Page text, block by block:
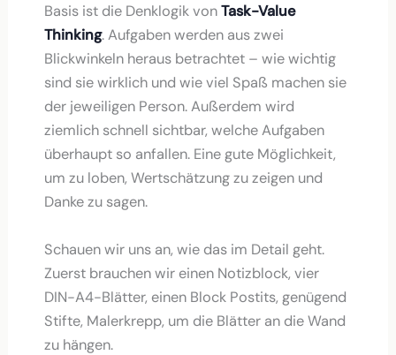
Basis ist die Denklogik vonTask-Value
Thinking. Aufgaben werden aus zwei
Blickwinkeln heraus betrachtet – wie wichtig
sind sie wirklich und wie viel Spaß machen sie
der jeweiligen Person. Außerdem wird
ziemlich schnell sichtbar, welche Aufgaben
überhaupt so anfallen. Eine gute Möglichkeit,
um zu loben, Wertschätzung zu zeigen und
Danke zu sagen.
Schauen wir uns an, wie das im Detail geht.
Zuerst brauchen wir einen Notizblock, vier
DIN-A4-Blätter, einen Block Postits, genügend
Stifte, Malerkrepp, um die Blätter an die Wand
zu hängen.